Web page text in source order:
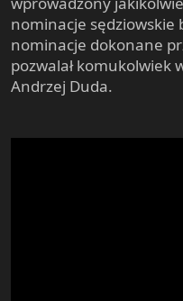
nominacje sędziowskie
nominacje dokonane
pozwalał komukolwiek
Andrzej Duda.